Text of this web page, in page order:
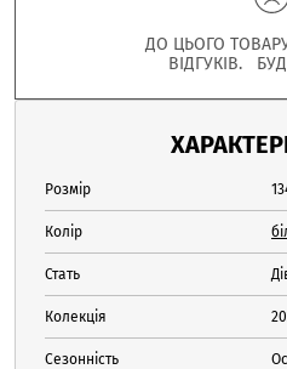
ДО ЦЬОГО
ВІДГУКІВ.
Розмір
Колір
Стать
Колекція
Сезонність